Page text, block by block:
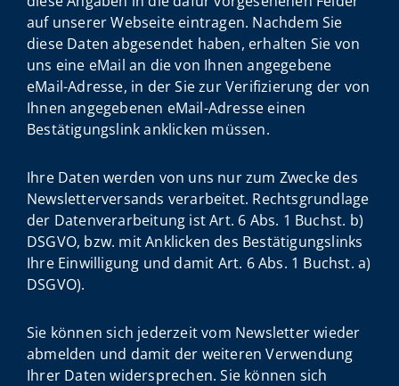
auf unserer Webseite eintragen. Nachdem Sie
diese Daten abgesendet haben, erhalten Sie von
uns eine eMail an die von Ihnen angegebene
eMail-Adresse, in der Sie zur Verifizierung der von
Ihnen angegebenen eMail-Adresse einen
Bestätigungslink anklicken müssen.
Ihre Daten werden von uns nur zum Zwecke des
Newsletterversands verarbeitet. Rechtsgrundlage
der Datenverarbeitung ist Art. 6 Abs. 1 Buchst. b)
DSGVO, bzw. mit Anklicken des Bestätigungslinks
Ihre Einwilligung und damit Art. 6 Abs. 1 Buchst. a)
DSGVO).
Sie können sich jederzeit vom Newsletter wieder
abmelden und damit der weiteren Verwendung
Ihrer Daten widersprechen. Sie können sich